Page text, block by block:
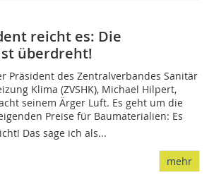
reicht es: Die
überdreht!
Präsident des Zentralverbandes Sanitär
Klima (ZVSHK), Michael Hilpert,
seinem Ärger Luft. Es geht um die
Preise für Baumaterialien: Es
Das sage ich als...
mehr